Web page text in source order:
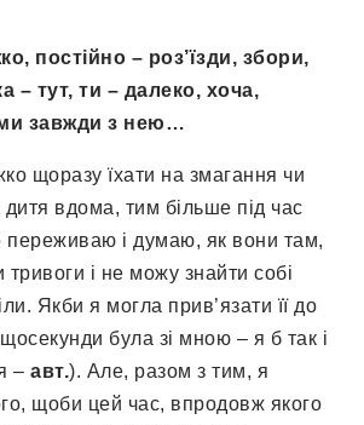
постійно – роз’їзди, збори,
– тут, ти – далеко, хоча,
завжди з нею…
щоразу їхати на змагання чи
вдома, тим більше під час
переживаю і думаю, як вони там,
і не можу знайти собі
Якби я могла прив’язати її до
була зі мною – я б так і
– авт.). Але, разом з тим, я
щоби цей час, впродовж якого